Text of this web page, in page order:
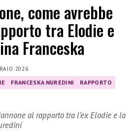
come avrebbe
tra Elodie e
Franceska
2026
FRANCESKA NUREDINI
RAPPORTO
al rapporto tra l’ex Elodie e la